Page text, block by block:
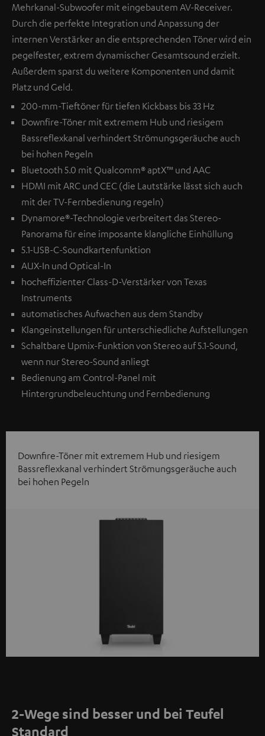
Mehrkanal-Subwoofer mit eingebautem AV-Receiver.
Durch die perfekte Integration und Anpassung der
internen Verstärker an die entsprechenden Töner wird ein
pegelfester, extrem dynamischer Gesamtsound erzielt.
Außerdem sparst du weitere Komponenten und damit
Platz und Geld.
200-mm-Tieftöner für tiefen Kickbass bis 33 Hz
Downfire-Töner mit extremem Hub und riesigem
Bassreflexkanal verhindert Strömungsgeräuche auch
bei hohen Pegeln
Bluetooth 5.0 mit Qualcomm® aptX™ und AAC
HDMI mit ARC und CEC (die Lautstärke lässt sich auch
mit der TV-Fernbedienung regeln)
Dynamore®-Technologie verbreitert das Stereo-
Panorama für eine imposante klangliche Einhüllung
5.1-USB-C-Soundkartenfunktion
AUX-In und Optical-In
hocheffizienter Class-D-Verstärker von Texas
Instruments
automatisches Aufwachen aus dem Standby
Klangeinstellungen für unterschiedliche Aufstellungen
Schaltbare Upmix-Funktion von Stereo auf 5.1-Sound,
wenn nur Stereo-Sound anliegt
Bedienung am Control-Panel mit
Hintergrundbeleuchtung und Fernbedienung
Downfire-Töner mit extremem Hub und riesigem
Bassreflexkanal verhindert Strömungsgeräuche auch
bei hohen Pegeln
2-Wege sind besser und bei Teufel
Standard